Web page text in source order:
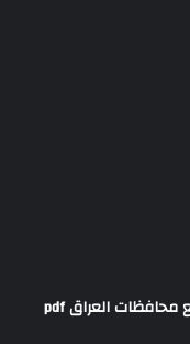
نتائج السادس ابتدائي الدور الاول 2023 لجميع محافظات العراق pdf